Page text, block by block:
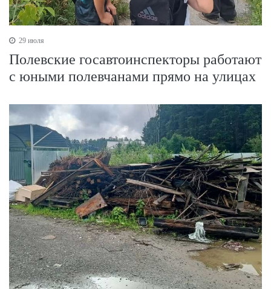
29 июля
Полевские госавтоинспекторы работают
с юными полевчанами прямо на улицах